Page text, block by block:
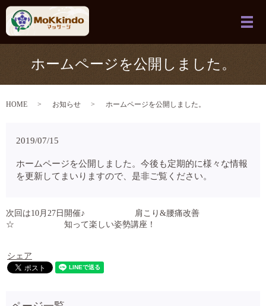
メ
ホームページを公開しました。
HOME お知らせ ホームページを公開しました。
2019/07/15
ホームページを公開しました。今後も定期的に様々な情報
を更新してまいりますので、是非ご覧ください。
次回は10月27日開催♪ 肩こり&腰痛改善
☆ 知って楽しい姿勢講座！
シェア